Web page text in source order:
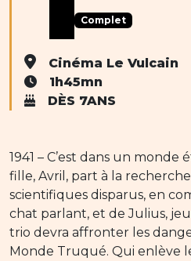
Complet
Cinéma Le Vulcain
1h45mn
DÈS 7ANS
1941 – C’est dans un
fille, Avril, part à la
scientifiques disparus, en
chat parlant, et de Julius,
trio devra affronter les
Monde Truqué. Qui enlève